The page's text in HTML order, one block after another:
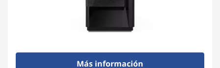
Más información